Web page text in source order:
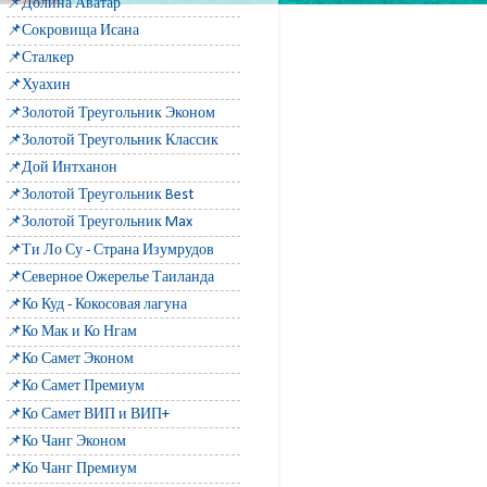
📌Долина Аватар
📌Сокровища Исана
📌Сталкер
📌Хуахин
📌Золотой Треугольник Эконом
📌Золотой Треугольник Классик
📌Дой Интханон
📌Золотой Треугольник Best
📌Золотой Треугольник Max
📌Ти Ло Су - Страна Изумрудов
📌Северное Ожерелье Таиланда
📌Ко Куд - Кокосовая лагуна
📌Ко Мак и Ко Нгам
📌Ко Самет Эконом
📌Ко Самет Премиум
📌Ко Самет ВИП и ВИП+
📌Ко Чанг Эконом
📌Ко Чанг Премиум